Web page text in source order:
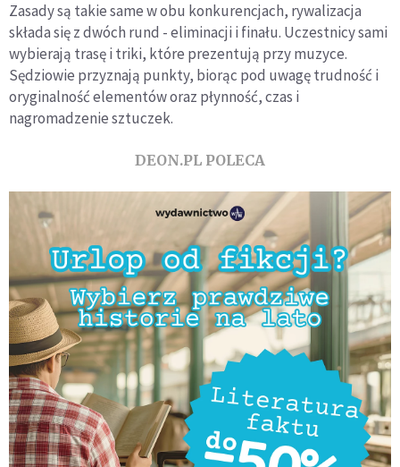
Zasady są takie same w obu konkurencjach, rywalizacja
składa się z dwóch rund - eliminacji i finału. Uczestnicy sami
wybierają trasę i triki, które prezentują przy muzyce.
Sędziowie przyznają punkty, biorąc pod uwagę trudność i
oryginalność elementów oraz płynność, czas i
nagromadzenie sztuczek.
DEON.PL POLECA